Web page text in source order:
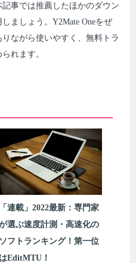
事では推薦したほかのダウン
ましょう。Y2Mate Oneをぜ
ながら使いやすく、無料トラ
れます。
「連載」2022最新：専門家
選ぶ速度計測・高速化の
ソフトランキング！第一位
はEditMTU！